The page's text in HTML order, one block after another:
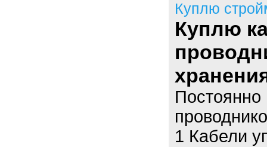
Куплю
Куплю
Постоянно
1 Кабели